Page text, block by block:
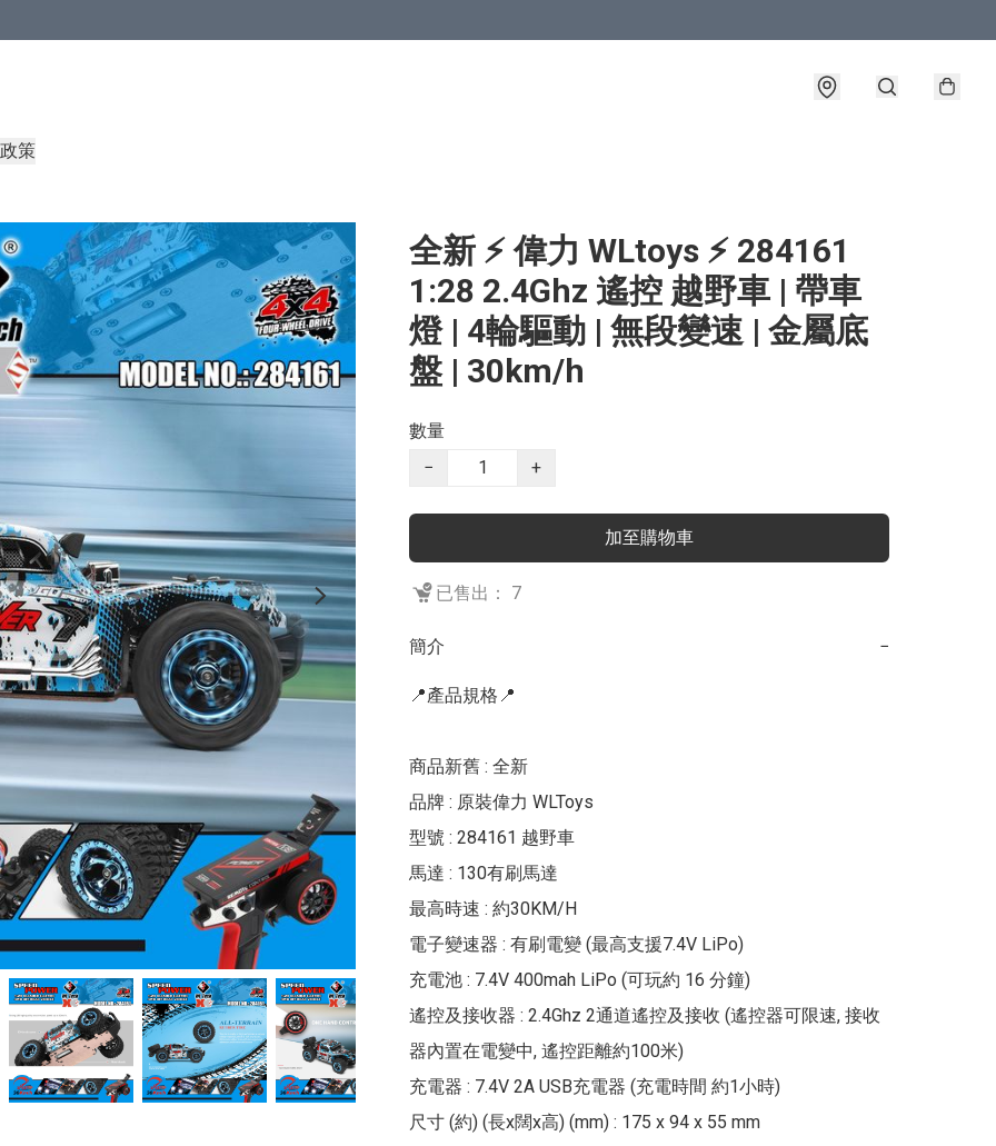
策
全新 ⚡ 偉力 WLtoys ⚡ 284161
1:28 2.4Ghz 遙控 越野車 | 帶車
燈 | 4輪驅動 | 無段變速 | 金屬底
盤 | 30km/h
數量
−
+
加至購物車
已售出： 7
簡介 −
📍產品規格📍
商品新舊 : 全新
品牌 : 原裝偉力 WLToys
型號 : 284161 越野車
馬達 : 130有刷馬達
最高時速 : 約30KM/H
電子變速器 : 有刷電變 (最高支援7.4V LiPo)
充電池 : 7.4V 400mah LiPo (可玩約 16 分鐘)
遙控及接收器 : 2.4Ghz 2通道遙控及接收 (遙控器可限速, 接收
器內置在電變中, 遙控距離約100米)
充電器 : 7.4V 2A USB充電器 (充電時間 約1小時)
尺寸 (約) (長x闊x高) (mm) : 175 x 94 x 55 mm